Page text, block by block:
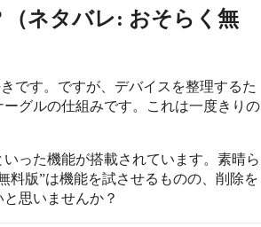
ネタバレ: おそらく無
です。ですが、デバイスを整理するた
グルの仕組みです。これは一度きりの
った機能が搭載されています。素晴ら
料版”は機能を試させるものの、削除を
思いませんか？